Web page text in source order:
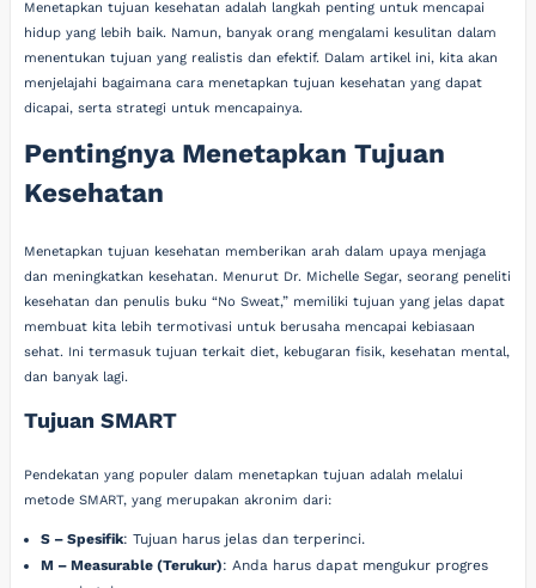
Menetapkan tujuan kesehatan adalah langkah penting untuk mencapai
hidup yang lebih baik. Namun, banyak orang mengalami kesulitan dalam
menentukan tujuan yang realistis dan efektif. Dalam artikel ini, kita akan
menjelajahi bagaimana cara menetapkan tujuan kesehatan yang dapat
dicapai, serta strategi untuk mencapainya.
Pentingnya Menetapkan Tujuan
Kesehatan
Menetapkan tujuan kesehatan memberikan arah dalam upaya menjaga
dan meningkatkan kesehatan. Menurut Dr. Michelle Segar, seorang peneliti
kesehatan dan penulis buku “No Sweat,” memiliki tujuan yang jelas dapat
membuat kita lebih termotivasi untuk berusaha mencapai kebiasaan
sehat. Ini termasuk tujuan terkait diet, kebugaran fisik, kesehatan mental,
dan banyak lagi.
Tujuan SMART
Pendekatan yang populer dalam menetapkan tujuan adalah melalui
metode SMART, yang merupakan akronim dari:
S – Spesifik: Tujuan harus jelas dan terperinci.
M – Measurable (Terukur): Anda harus dapat mengukur progres